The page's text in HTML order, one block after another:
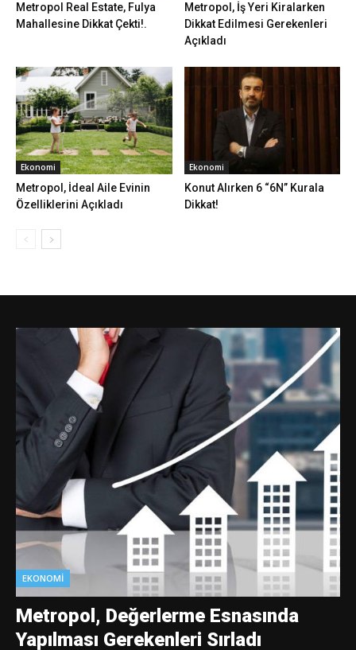
Metropol Real Estate, Fulya
Mahallesine Dikkat Çekti!.
Metropol, İş Yeri Kiralarken
Dikkat Edilmesi Gerekenleri
Açıkladı
Ekonomi
Metropol, İdeal Aile Evinin
Özelliklerini Açıkladı
Ekonomi
Konut Alırken 6 “6N” Kurala
Dikkat!
EKONOMI
Metropol, Değerlerme Esnasında
Yapılması Gerekenleri Sırladı